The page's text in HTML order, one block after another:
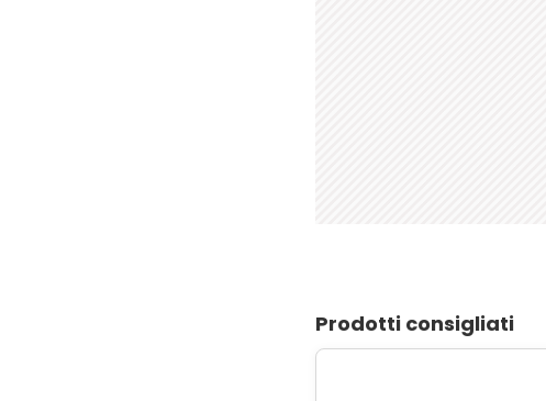
Prodotti consigliati